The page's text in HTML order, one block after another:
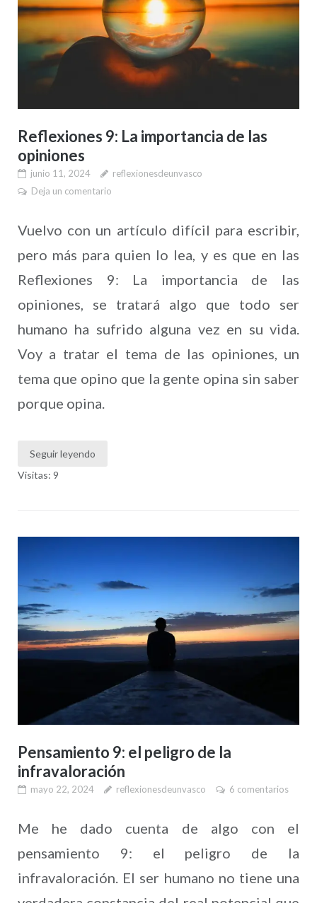
Reflexiones 9: La importancia de las
opiniones
junio 11, 2024
reflexionesdeunvasco
Deja un comentario
Vuelvo con un artículo difícil para escribir,
pero más para quien lo lea, y es que en las
Reflexiones 9: La importancia de las
opiniones, se tratará algo que todo ser
humano ha sufrido alguna vez en su vida.
Voy a tratar el tema de las opiniones, un
tema que opino que la gente opina sin saber
porque opina.
Seguir leyendo
Visitas: 9
Pensamiento 9: el peligro de la
infravaloración
mayo 22, 2024 reflexionesdeunvasco 6 comentarios
Me he dado cuenta de algo con el
pensamiento 9: el peligro de la
infravaloración. El ser humano no tiene una